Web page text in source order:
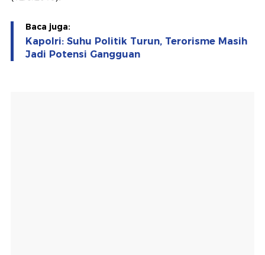
Baca juga:
Kapolri: Suhu Politik Turun, Terorisme Masih
Jadi Potensi Gangguan